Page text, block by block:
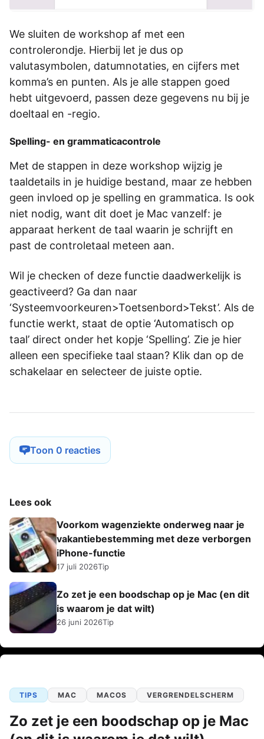
We sluiten de workshop af met een
controlerondje. Hierbij let je dus op
valutasymbolen, datumnotaties, en cijfers met
komma’s en punten. Als je alle stappen goed
hebt uitgevoerd, passen deze gegevens nu bij je
doeltaal en -regio.
Spelling- en grammaticacontrole
Met de stappen in deze workshop wijzig je
taaldetails in je huidige bestand, maar ze hebben
geen invloed op je spelling en grammatica. Is ook
niet nodig, want dit doet je Mac vanzelf: je
apparaat herkent de taal waarin je schrijft en
past de controletaal meteen aan.
Wil je checken of deze functie daadwerkelijk is
geactiveerd? Ga dan naar
‘Systeemvoorkeuren>Toetsenbord>Tekst’. Als de
functie werkt, staat de optie ‘Automatisch op
taal’ direct onder het kopje ‘Spelling’. Zie je hier
alleen een specifieke taal staan? Klik dan op de
schakelaar en selecteer de juiste optie.
Toon 0 reacties
Lees ook
Voorkom wagenziekte onderweg naar je
vakantiebestemming met deze verborgen
iPhone-functie
17 juli 2026Tip
Zo zet je een boodschap op je Mac (en dit
is waarom je dat wilt)
26 juni 2026Tip
TIPS MAC MACOS VERGRENDELSCHERM
Zo zet je een boodschap op je Mac